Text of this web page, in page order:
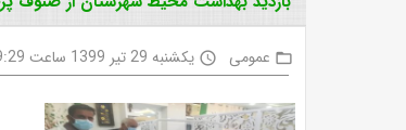
folder_open عمومی access_time یکشنبه 29 تیر 1399 ساعت 9:29